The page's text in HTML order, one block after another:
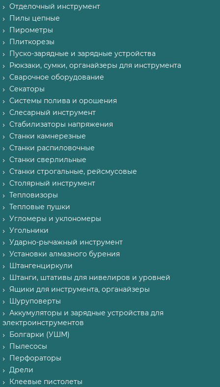
Отделочный инструмент
Пилы цепные
Пирометры
Плиткорезы
Пуско-зарядные и зарядные устройства
Рюкзаки, сумки, органайзеры для инструмента
Сварочное оборудование
Секаторы
Системы полива и орошения
Слесарный инструмент
Стабилизаторы напряжения
Станки камнерезные
Станки распиловочные
Станки сверлильные
Станки строгальные, рейсмусовые
Столярный инструмент
Тепловизоры
Тепловые пушки
Угломеры и уклономеры
Угольники
Ударно-рычажный инструмент
Установки алмазного бурения
Штангенциркули
Штанги, штативы для нивелиров и уровней
Ящики для инструмента, органайзеры
Шуруповерты
Аккумуляторы и зарядные устройства для
электроинструментов
Болгарки (УШМ)
Пылесосы
Перфораторы
Дрели
Клеевые пистолеты